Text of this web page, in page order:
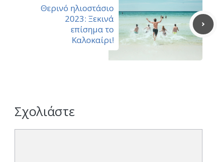
Θερινό ηλιοστάσιο
2023: Ξεκινά
επίσημα το
Καλοκαίρι!
Σχολιάστε